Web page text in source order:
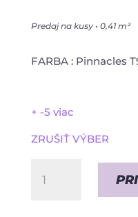
Predaj na kusy • 0,41 m²
FARBA : Pinnacles
+ -5 viac
ZRUŠIŤ VÝBER